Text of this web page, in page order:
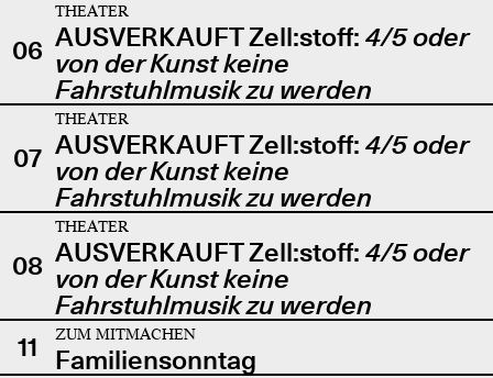
06
THEATER
AUSVERKAUFT Zell:stoff: 4/5 oder
von der Kunst keine
Fahrstuhlmusik zu werden
07
THEATER
AUSVERKAUFT Zell:stoff: 4/5 oder
von der Kunst keine
Fahrstuhlmusik zu werden
08
THEATER
AUSVERKAUFT Zell:stoff: 4/5 oder
von der Kunst keine
Fahrstuhlmusik zu werden
11
ZUM MITMACHEN
Familiensonntag